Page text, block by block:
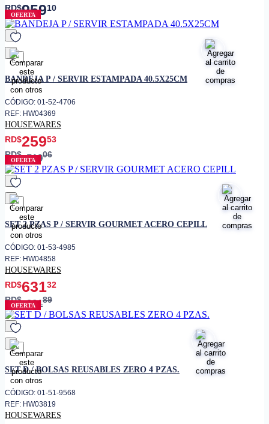
RD$95910
OFERTA
favorito
BANDEJA P / SERVIR ESTAMPADA 40.5X25CM
CÓDIGO: 01-52-4706
REF: HW04369
HOUSEWARES
RD$25953
RD$51906
OFERTA
favorito
SET 2 PZAS P / SERVIR GOURMET ACERO CEPILL
CÓDIGO: 01-53-4985
REF: HW04858
HOUSEWARES
RD$63132
RD$90189
OFERTA
favorito
SET D / BOLSAS REUSABLES ZERO 4 PZAS.
CÓDIGO: 01-51-9568
REF: HW03819
HOUSEWARES